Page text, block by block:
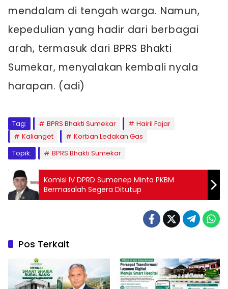
mendalam di tengah warga. Namun,
kepedulian yang hadir dari berbagai
arah, termasuk dari BPRS Bhakti
Sumekar, menyalakan kembali nyala
harapan. (adi)
Tag: BPRS Bhakti Sumekar
Hairil Fajar
Kalianget
Korban Ledakan Gas
Topik:
BPRS Bhakti Sumekar
Komisi IV DPRD Sumenep Minta PKBM
Bermasalah Segera Ditutup
Pos Terkait